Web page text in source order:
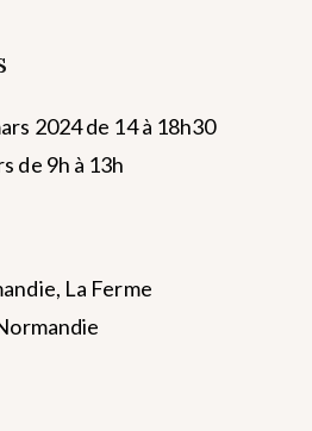
2024 de 14 à 18h30
de 9h à 13h
La Ferme